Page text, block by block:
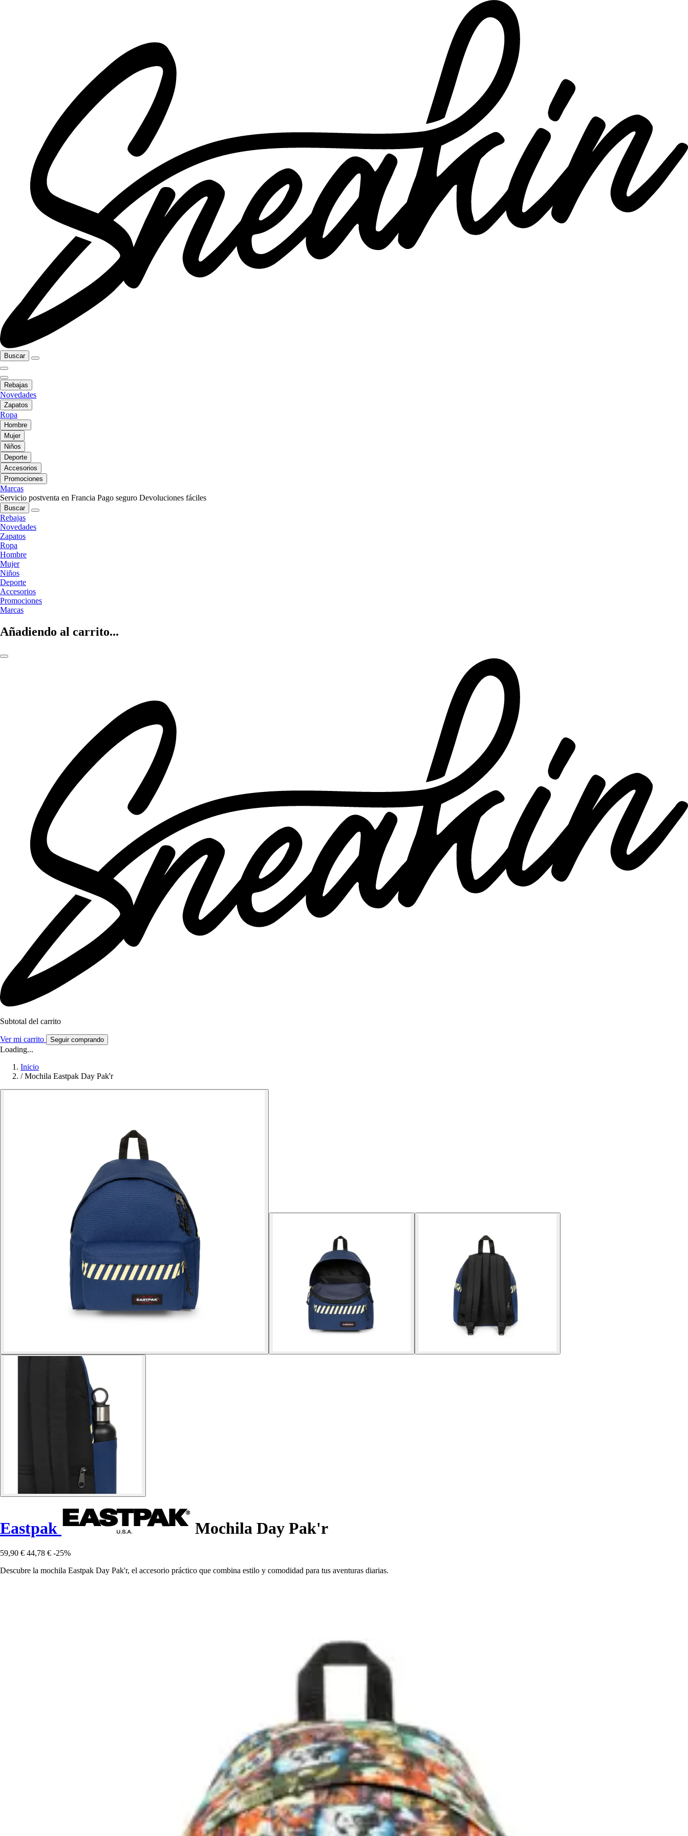
Buscar
Rebajas
Novedades
Zapatos
Ropa
Hombre
Mujer
Niños
Deporte
Accesorios
Promociones
Marcas
Servicio postventa en Francia Pago seguro Devoluciones fáciles
Buscar
Rebajas
Novedades
Zapatos
Ropa
Hombre
Mujer
Niños
Deporte
Accesorios
Promociones
Marcas
Añadiendo al carrito...
Subtotal del carrito
Ver mi carrito Seguir comprando
Loading...
Inicio
/ Mochila Eastpak Day Pak'r
Eastpak Mochila Day Pak'r
59,90 € 44,78 € -25%
Descubre la mochila Eastpak Day Pak'r, el accesorio práctico que combina estilo y comodidad para tus aventuras diarias.